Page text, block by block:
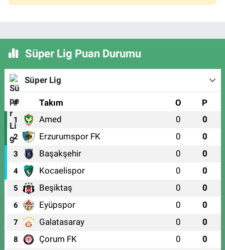
Süper Lig Puan Durumu
Süper Lig
# Takım O P
1 Amed 0 0
2 Erzurumspor FK 0 0
3 Başakşehir 0 0
4 Kocaelispor 0 0
5 Beşiktaş 0 0
6 Eyüpspor 0 0
7 Galatasaray 0 0
8 Çorum FK 0 0